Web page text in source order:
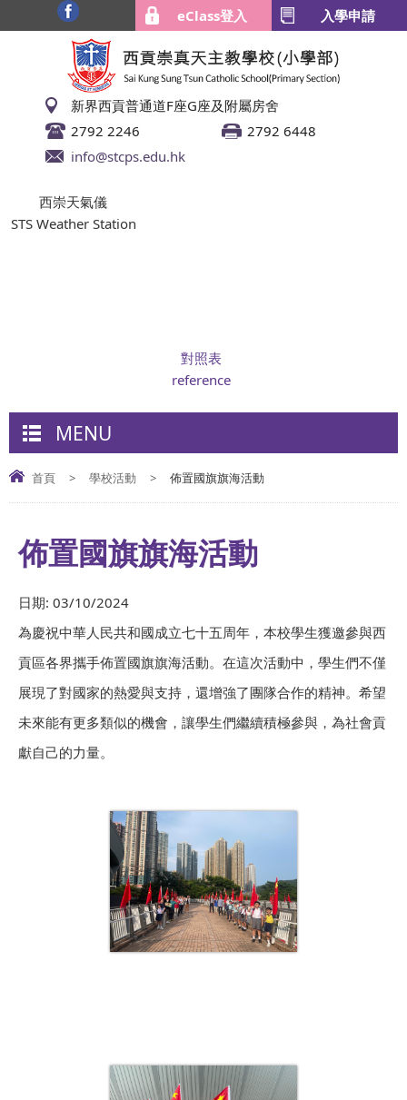
eClass登入 入學申請
新界西貢普通道F座G座及附屬房舍
2792 2246
2792 6448
info@stcps.edu.hk
西崇天氣儀
STS Weather Station
對照表
reference
MENU
首頁 > 學校活動 > 佈置國旗旗海活動
佈置國旗旗海活動
日期: 03/10/2024
為慶祝中華人民共和國成立七十五周年，本校學生獲邀參與西
貢區各界攜手佈置國旗旗海活動。在這次活動中，學生們不僅
展現了對國家的熱愛與支持，還增強了團隊合作的精神。希望
未來能有更多類似的機會，讓學生們繼續積極參與，為社會貢
獻自己的力量。